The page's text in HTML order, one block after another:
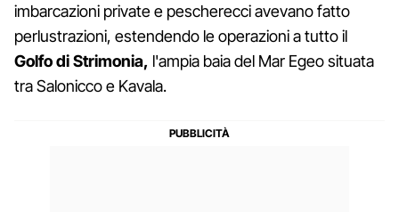
imbarcazioni private e pescherecci avevano fatto
perlustrazioni, estendendo le operazioni a tutto il
Golfo di Strimonia, l'ampia baia del Mar Egeo situata
tra Salonicco e Kavala.